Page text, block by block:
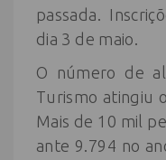
passada.
dia 3 de maio.
O número de
Turismo atingiu
Mais de 10 mil
ante 9.794 no